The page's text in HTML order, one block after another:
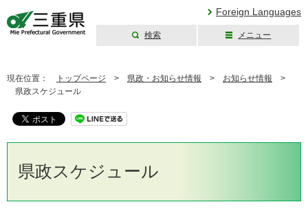
Foreign Languages
検索 メニュー
現在位置： トップページ > 県政・お知らせ情報 > お知らせ情報 >
県政スケジュール
県政スケジュール